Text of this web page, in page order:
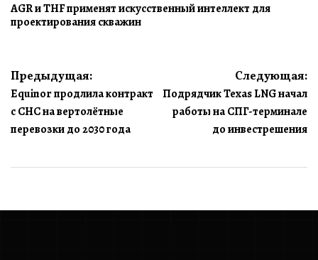
AGR и THF применят искусственный интеллект для
проектирования скважин
Навигация
по
записям
Предыдущая:
Equinor продлила контракт
с CHC на вертолётные
перевозки до 2030 года
Следующая:
Подрядчик Texas LNG начал
работы на СПГ-терминале
до инвестрешения